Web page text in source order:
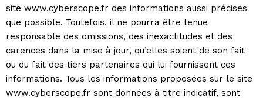
site www.cyberscope.fr des informations aussi précises
que possible. Toutefois, il ne pourra être tenue
responsable des omissions, des inexactitudes et des
carences dans la mise à jour, qu’elles soient de son fait
ou du fait des tiers partenaires qui lui fournissent ces
informations. Tous les informations proposées sur le site
www.cyberscope.fr sont données à titre indicatif, sont